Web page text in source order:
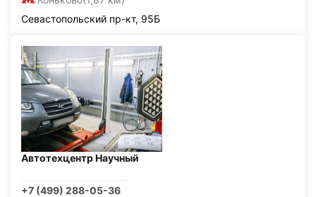
Севастопольский пр-кт, 95Б
Автотехцентр Научный
+7 (499) 288-05-36